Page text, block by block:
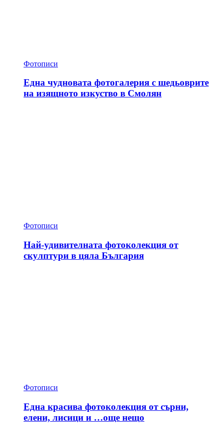
Фотописи
Една чудновата фотогалерия с шедьоврите
на изящното изкуство в Смолян
Фотописи
Най-удивителната фотоколекция от
скулптури в цяла България
Фотописи
Една красива фотоколекция от сърни,
елени, лисици и …още нещо